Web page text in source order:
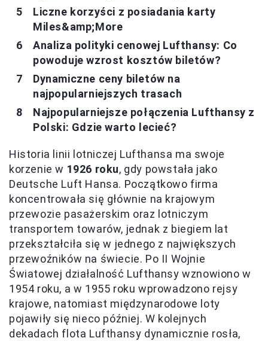
Liczne korzyści z posiadania karty
Miles&amp;More
Analiza polityki cenowej Lufthansy: Co
powoduje wzrost kosztów biletów?
Dynamiczne ceny biletów na
najpopularniejszych trasach
Najpopularniejsze połączenia Lufthansy z
Polski: Gdzie warto lecieć?
Historia linii lotniczej Lufthansa ma swoje
korzenie w 1926 roku, gdy powstała jako
Deutsche Luft Hansa. Początkowo firma
koncentrowała się głównie na krajowym
przewozie pasażerskim oraz lotniczym
transportem towarów, jednak z biegiem lat
przekształciła się w jednego z największych
przewoźników na świecie. Po II Wojnie
Światowej działalność Lufthansy wznowiono w
1954 roku, a w 1955 roku wprowadzono rejsy
krajowe, natomiast międzynarodowe loty
pojawiły się nieco później. W kolejnych
dekadach flota Lufthansy dynamicznie rosła,